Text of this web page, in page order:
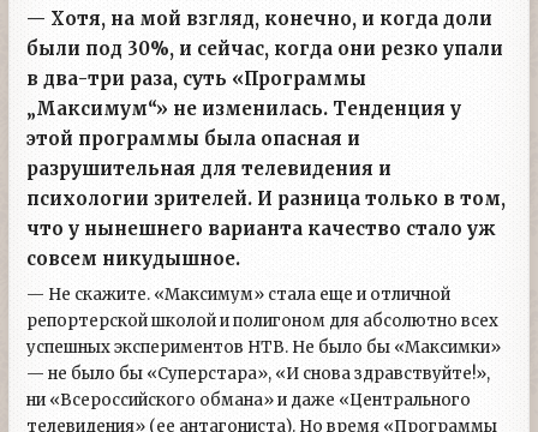
— Хотя, на мой взгляд, конечно, и когда доли
были под 30%, и сейчас, когда они резко упали
в два-три раза, суть «Программы
„Максимум“» не изменилась. Тенденция у
этой программы была опасная и
разрушительная для телевидения и
психологии зрителей. И разница только в том,
что у нынешнего варианта качество стало уж
совсем никудышное.
— Не скажите. «Максимум» стала еще и отличной
репортерской школой и полигоном для абсолютно всех
успешных экспериментов НТВ. Не было бы «Максимки»
— не было бы «Суперстара», «И снова здравствуйте!»,
ни «Всероссийского обмана» и даже «Центрального
телевидения» (ее антагониста). Но время «Программы